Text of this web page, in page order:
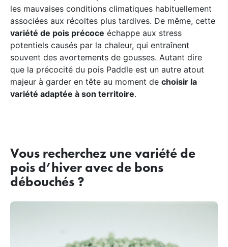
les mauvaises conditions climatiques habituellement
associées aux récoltes plus tardives. De même, cette
variété de pois précoce échappe aux stress
potentiels causés par la chaleur, qui entraînent
souvent des avortements de gousses. Autant dire
que la précocité du pois Paddle est un autre atout
majeur à garder en tête au moment de choisir la
variété adaptée à son territoire.
Vous recherchez une variété de
pois d’hiver avec de bons
débouchés ?